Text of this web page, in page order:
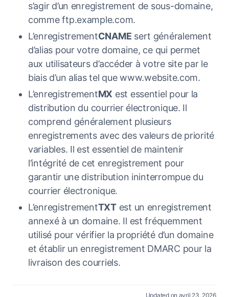
s’agir d’un enregistrement de sous-domaine,
comme ftp.example.com.
L’enregistrementCNAME sert généralement
d’alias pour votre domaine, ce qui permet
aux utilisateurs d’accéder à votre site par le
biais d’un alias tel que www.website.com.
L’enregistrementMX est essentiel pour la
distribution du courrier électronique. Il
comprend généralement plusieurs
enregistrements avec des valeurs de priorité
variables. Il est essentiel de maintenir
l’intégrité de cet enregistrement pour
garantir une distribution ininterrompue du
courrier électronique.
L’enregistrementTXTest un enregistrement
annexé à un domaine. Il est fréquemment
utilisé pour vérifier la propriété d’un domaine
et établir un enregistrement DMARC pour la
livraison des courriels.
Updated on avril 23, 2026